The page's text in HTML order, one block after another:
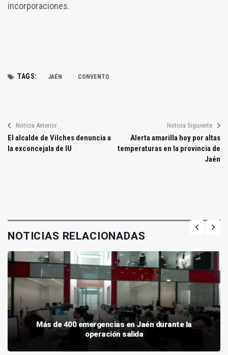
incorporaciones.
TAGS: JAÉN CONVENTO
Noticia Anterior
El alcalde de Vilches denuncia a
la exconcejala de IU
Noticia Siguiente
Alerta amarilla hoy por altas
temperaturas en la provincia de
Jaén
NOTICIAS RELACIONADAS
Más de 400 emergencias en Jaén durante la
operación salida